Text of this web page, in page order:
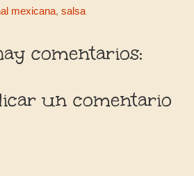
mexicana, salsa
comentarios:
un comentario